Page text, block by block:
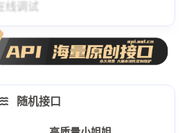
线调试
随机接口